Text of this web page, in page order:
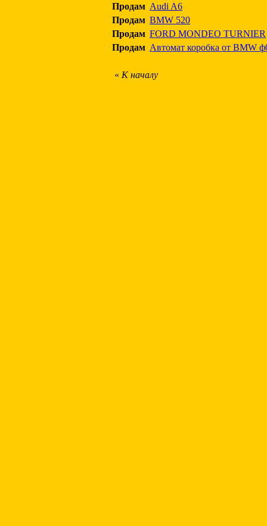
Продам Audi A6
Продам BMW 520
Продам FORD MONDEO TURNIER
Продам Автомат коробка от BMW
« К началу